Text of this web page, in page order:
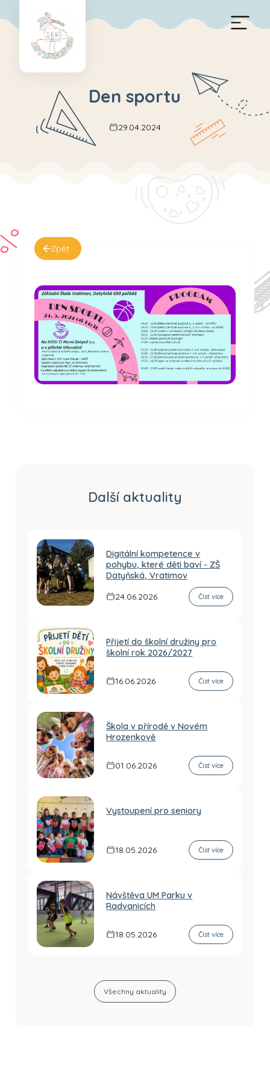
Den sportu
29.04.2024
Zpět
Další aktuality
Digitální kompetence v
pohybu, které děti baví - ZŠ
Datyňská, Vratimov
24.06.2026
Číst více
Přijetí do školní družiny pro
školní rok 2026/2027
16.06.2026 Číst více
Škola v přírodě v Novém
Hrozenkově
01.06.2026 Číst více
Vystoupení pro seniory
18.05.2026 Číst více
Návštěva UM Parku v
Radvanicích
18.05.2026 Číst více
Všechny aktuality